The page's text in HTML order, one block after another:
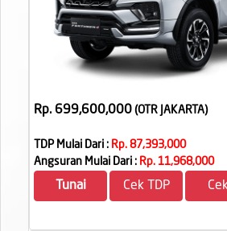
Rp. 699,600,000 (OTR JAKARTA)
TDP Mulai Dari : Rp. 87,393,000
Angsuran Mulai Dari : Rp. 11,968,000
Tunai Cek TDP